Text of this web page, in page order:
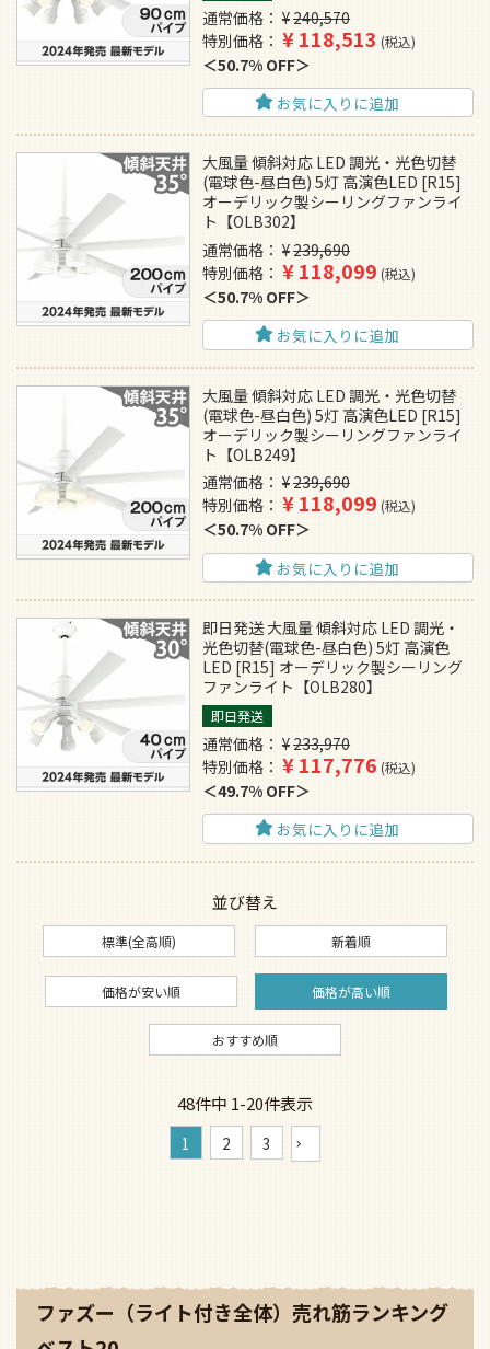
通常価格 ¥240,570
特別価格
¥118,513 税込
50.7% OFF
お気に入りに追加
大風量 傾斜対応 LED 調光・光色切替
(電球色-昼白色) 5灯 高演色LED [R15]
オーデリック製シーリングファンライ
ト【OLB302】
通常価格
¥239,690
特別価格
¥118,099 税込
50.7% OFF
お気に入りに追加
大風量 傾斜対応 LED 調光・光色切替
(電球色-昼白色) 5灯 高演色LED [R15]
オーデリック製シーリングファンライ
ト【OLB249】
通常価格
¥239,690
特別価格
¥118,099 税込
50.7% OFF
お気に入りに追加
即日発送 大風量 傾斜対応 LED 調光・
光色切替(電球色-昼白色) 5灯 高演色
LED [R15] オーデリック製シーリング
ファンライト【OLB280】
即日発送
通常価格 ¥233,970
特別価格
¥117,776 税込
49.7% OFF
お気に入りに追加
並び替え
標準(全高順) 新着順
価格が安い順 価格が高い順
おすすめ順
48件中 1-20件表示
1 2 3
ファズー（ライト付き全体）売れ筋ランキング